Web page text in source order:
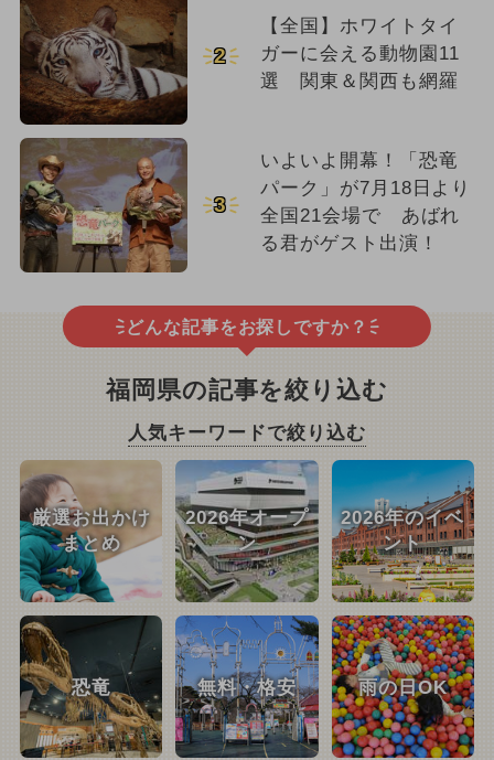
2
【全国】ホワイトタイ
ガーに会える動物園11
選 関東＆関西も網羅
3
いよいよ開幕！「恐竜
パーク」が7月18日より
全国21会場で あばれ
る君がゲスト出演！
どんな記事をお探しですか？
福岡県の記事を絞り込む
人気キーワードで絞り込む
厳選お出かけ
まとめ
2026年オープ
ン
2026年のイベ
ント
恐竜 無料・格安 雨の日OK